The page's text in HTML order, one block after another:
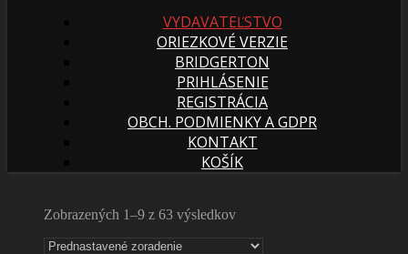
VYDAVATEĽSTVO
ORIEZKOVÉ VERZIE
BRIDGERTON
PRIHLÁSENIE
REGISTRÁCIA
OBCH. PODMIENKY A GDPR
KONTAKT
KOŠÍK
Zobrazených 1–9 z 63 výsledkov